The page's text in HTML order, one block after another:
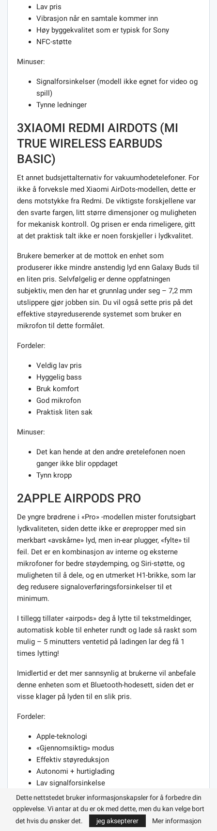
Lav pris
Vibrasjon når en samtale kommer inn
Høy byggekvalitet som er typisk for Sony
NFC-støtte
Minuser:
Signalforsinkelser (modell ikke egnet for video og
spill)
Tynne ledninger
3XIAOMI REDMI AIRDOTS (MI
TRUE WIRELESS EARBUDS
BASIC)
Et annet budsjettalternativ for vakuumhodetelefoner. For
ikke å forveksle med Xiaomi AirDots-modellen, dette er
dens motstykke fra Redmi. De viktigste forskjellene var
den svarte fargen, litt større dimensjoner og muligheten
for mekanisk kontroll. Og prisen er enda rimeligere, gitt
at det praktisk talt ikke er noen forskjeller i lydkvalitet.
Brukere bemerker at de mottok en enhet som
produserer ikke mindre anstendig lyd enn Galaxy Buds til
en liten pris. Selvfølgelig er denne oppfatningen
subjektiv, men den har et grunnlag under seg – 7,2 mm
utslippere gjør jobben sin. Du vil også sette pris på det
effektive støyreduserende systemet som bruker en
mikrofon til dette formålet.
Fordeler:
Veldig lav pris
Hyggelig bass
Bruk komfort
God mikrofon
Praktisk liten sak
Minuser:
Det kan hende at den andre øretelefonen noen
ganger ikke blir oppdaget
Tynn kropp
2APPLE AIRPODS PRO
De yngre brødrene i «Pro» -modellen mister forutsigbart
lydkvaliteten, siden dette ikke er ørepropper med sin
merkbart «avskårne» lyd, men in-ear plugger, «fylte» til
feil. Det er en kombinasjon av interne og eksterne
mikrofoner for bedre støydemping, og Siri-støtte, og
muligheten til å dele, og en utmerket H1-brikke, som lar
deg redusere signaloverføringsforsinkelser til et
minimum.
I tillegg tillater «airpods» deg å lytte til tekstmeldinger,
automatisk koble til enheter rundt og lade så raskt som
mulig – 5 minutters ventetid på ladingen lar deg få 1
times lytting!
Imidlertid er det mer sannsynlig at brukerne vil anbefale
denne enheten som et Bluetooth-hodesett, siden det er
visse klager på lyden til en slik pris.
Fordeler:
Apple-teknologi
«Gjennomsiktig» modus
Effektiv støyreduksjon
Autonomi + hurtiglading
Lav signalforsinkelse
Komfortabel «passform» i ørene
Minuser:
Dette nettstedet bruker informasjonskapsler for å forbedre din
opplevelse. Vi antar at du er ok med dette, men du kan velge bort
det hvis du ønsker det.
jeg aksepterer Mer informasjon